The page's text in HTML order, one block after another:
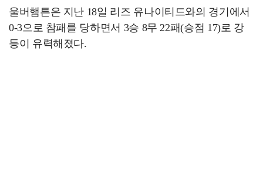
울버햄튼은 지난 18일 리즈 유나이티드와의 경기에서
0-3으로 참패를 당하면서 3승 8무 22패(승점 17)로 강
등이 유력해졌다.